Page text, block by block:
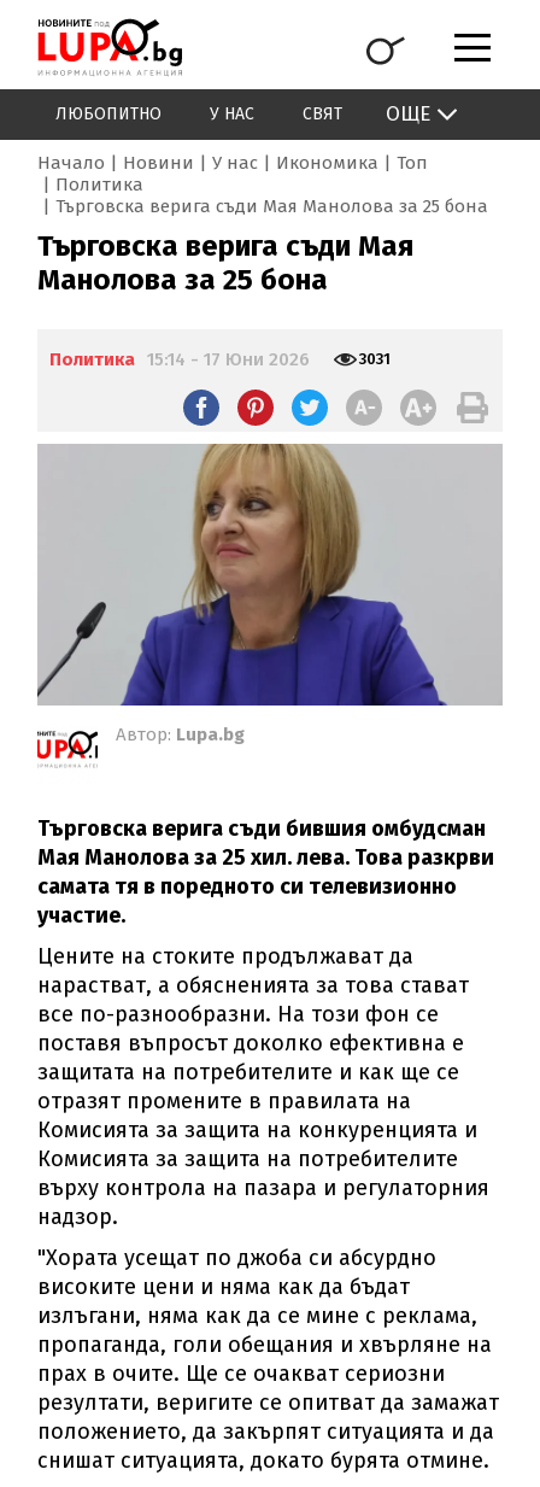
ЛЮБОПИТНО У НАС СВЯТ ОЩЕ
Начало Новини У нас Икономика
Топ
Политика
Търговска верига съди Мая Манолова за 25 бона
Търговска верига съди Мая
Манолова за 25 бона
Политика 15:14 - 17 Юни 2026 3031
Автор: Lupa.bg
Търговска верига съди бившия омбудсман
Мая Манолова за 25 хил. лева. Това разкрви
самата тя в поредното си телевизионно
участие.
Цените на стоките продължават да
нарастват, а обясненията за това стават
все по-разнообразни. На този фон се
поставя въпросът доколко ефективна е
защитата на потребителите и как ще се
отразят промените в правилата на
Комисията за защита на конкуренцията и
Комисията за защита на потребителите
върху контрола на пазара и регулаторния
надзор.
"Хората усещат по джоба си абсурдно
високите цени и няма как да бъдат
излъгани, няма как да се мине с реклама,
пропаганда, голи обещания и хвърляне на
прах в очите. Ще се очакват сериозни
резултати, веригите се опитват да замажат
положението, да закърпят ситуацията и да
снишат ситуацията, докато бурята отмине.